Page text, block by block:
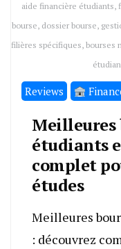
aide financière étudiants,
bourse, dossier bourse,
filières spécifiques, bourses
Reviews
Meilleures
étudiants
complet
études
Meilleures
: découvrez